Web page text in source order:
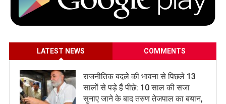
LATEST NEWS COMMENTS
राजनीतिक बदले की भावना से पिछले 13
सालों से पड़े हैं पीछे: 10 साल की सजा
सुनाए जाने के बाद तरुण तेजपाल का बयान,